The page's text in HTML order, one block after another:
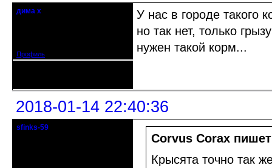
дима х
Профиль
У нас в городе такого
но так нет, только
нужен такой корм...
2018-01-14 22:40:36
sfinks-59
Corvus Corax
Крысята точно так